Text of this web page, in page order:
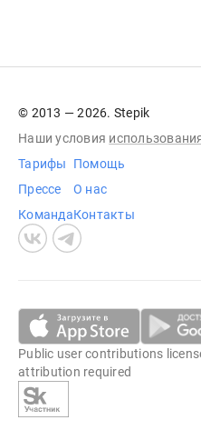
© 2013 — 2026. Stepik
Наши условия
Тарифы
Прессе
Команда
Помощь
О нас
Контакты
Public user contributions
attribution required